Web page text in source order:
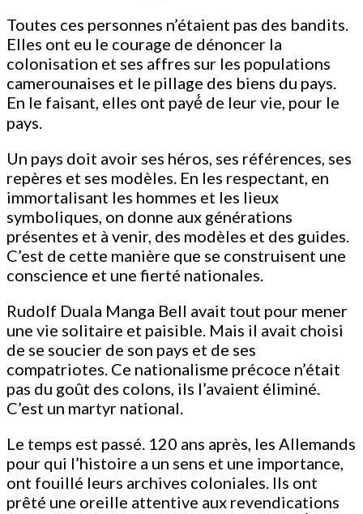
Toutes ces personnes n’étaient pas des bandits.
Elles ont eu le courage de dénoncer la
colonisation et ses affres sur les populations
camerounaises et le pillage des biens du pays.
En le faisant, elles ont payé́ de leur vie, pour le
pays.
Un pays doit avoir ses héros, ses références, ses
repères et ses modèles. En les respectant, en
immortalisant les hommes et les lieux
symboliques, on donne aux générations
présentes et à venir, des modèles et des guides.
C’est de cette manière que se construisent une
conscience et une fierté nationales.
Rudolf Duala Manga Bell avait tout pour mener
une vie solitaire et paisible. Mais il avait choisi
de se soucier de son pays et de ses
compatriotes. Ce nationalisme précoce n’était
pas du goût des colons, ils l’avaient éliminé.
C’est un martyr national.
Le temps est passé. 120 ans après, les Allemands
pour qui l’histoire a un sens et une importance,
ont fouillé leurs archives coloniales. Ils ont
prêté une oreille attentive aux revendications